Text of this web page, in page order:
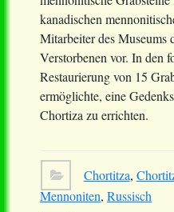
kanadischen
Mitarbeiter des Museums
Verstorbenen vor. In den
Restaurierung von 15
ermöglichte, eine
Chortiza zu errichten.
Chortitza,
Mennoniten, Russisch